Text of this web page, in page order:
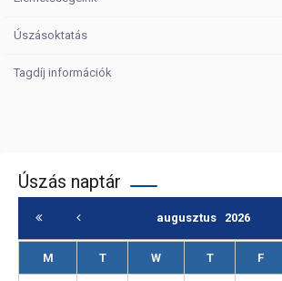
Úszásoktatás
Tagdíj információk
Úszás naptár
augusztus 2026
M T W T F